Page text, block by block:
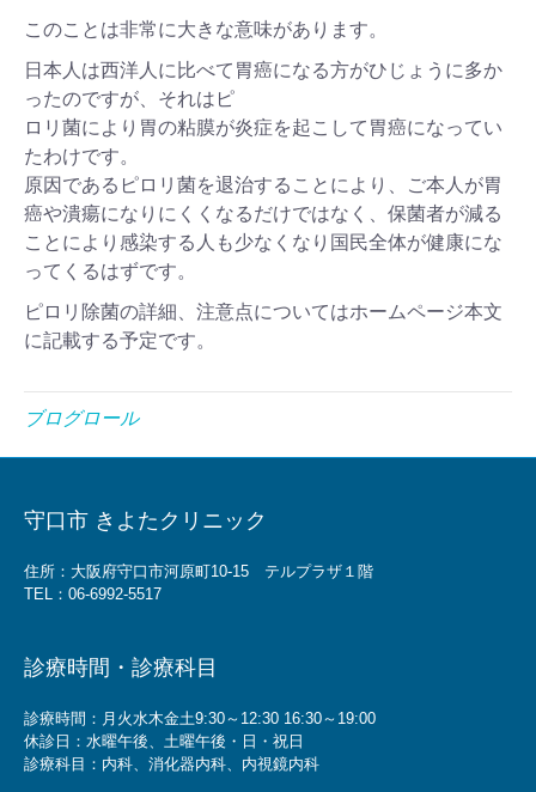
このことは非常に大きな意味があります。
日本人は西洋人に比べて胃癌になる方がひじょうに多か
ったのですが、それはピ
ロリ菌により胃の粘膜が炎症を起こして胃癌になってい
たわけです。
原因であるピロリ菌を退治することにより、ご本人が胃
癌や潰瘍になりにくくなるだけではなく、保菌者が減る
ことにより感染する人も少なくなり国民全体が健康にな
ってくるはずです。
ピロリ除菌の詳細、注意点についてはホームページ本文
に記載する予定です。
ブログロール
守口市 きよたクリニック
住所：大阪府守口市河原町10-15 テルプラザ１階
TEL： 06-6992-5517
診療時間・診療科目
診療時間：月火水木金土9:30～12:30 16:30～19:00
休診日：水曜午後、土曜午後・日・祝日
診療科目：内科、消化器内科、内視鏡内科